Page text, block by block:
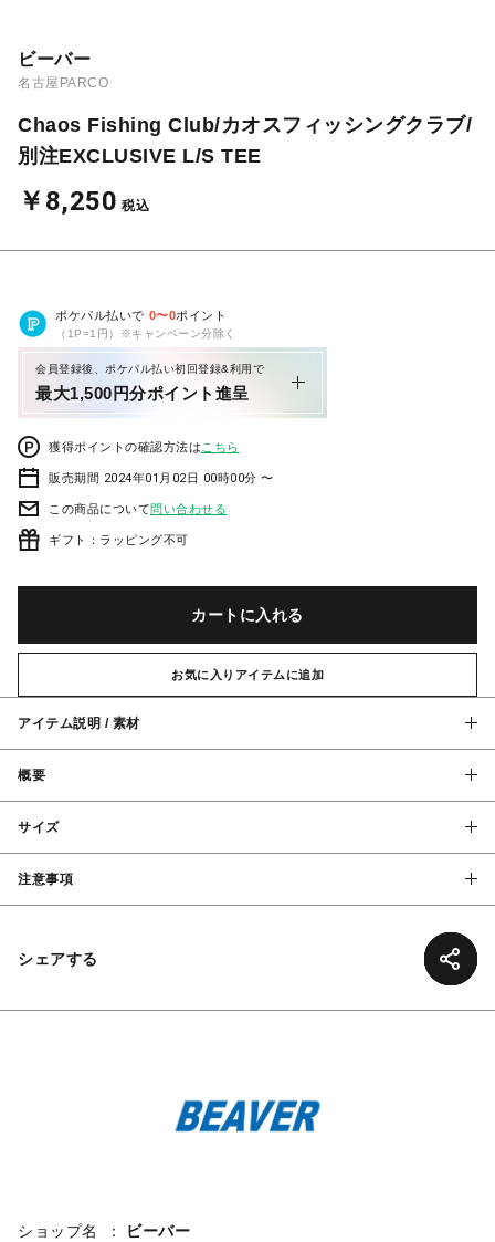
ビーバー
名古屋PARCO
Chaos Fishing Club/カオスフィッシングクラブ/
別注EXCLUSIVE L/S TEE
￥8,250 税込
ポケパル払いで 0〜0ポイント
（1P=1円）※キャンペーン分除く
会員登録後、ポケパル払い初回登録&利用で
最大1,500円分ポイント進呈
獲得ポイントの確認方法は こちら
販売期間 2024年01月02日 00時00分 〜
この商品について問い合わせる
ギフト：ラッピング不可
カートに入れる
お気に入りアイテムに追加
アイテム説明 / 素材
概要
サイズ
注意事項
シェアする
ショップ名
ビーバー